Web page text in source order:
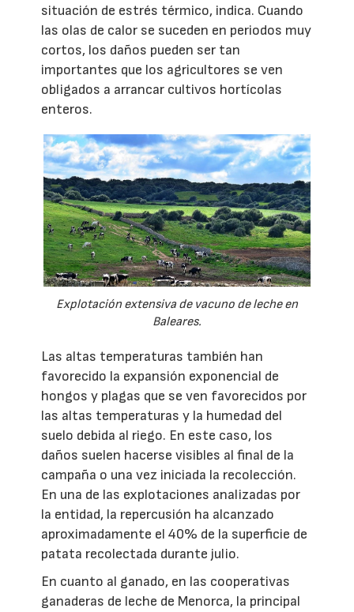
situación de estrés térmico, indica. Cuando
las olas de calor se suceden en periodos muy
cortos, los daños pueden ser tan
importantes que los agricultores se ven
obligados a arrancar cultivos hortícolas
enteros.
Explotación extensiva de vacuno de leche en
Baleares.
Las altas temperaturas también han
favorecido la expansión exponencial de
hongos y plagas que se ven favorecidos por
las altas temperaturas y la humedad del
suelo debida al riego. En este caso, los
daños suelen hacerse visibles al final de la
campaña o una vez iniciada la recolección.
En una de las explotaciones analizadas por
la entidad, la repercusión ha alcanzado
aproximadamente el 40% de la superficie de
patata recolectada durante julio.
En cuanto al ganado, en las cooperativas
ganaderas de leche de Menorca, la principal